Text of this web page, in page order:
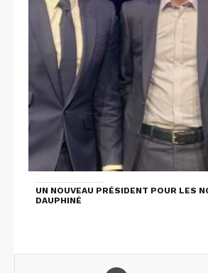
UN NOUVEAU PRÉSIDENT POUR LES
DAUPHINÉ